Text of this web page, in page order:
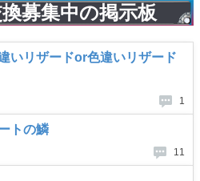
募集中の掲示板